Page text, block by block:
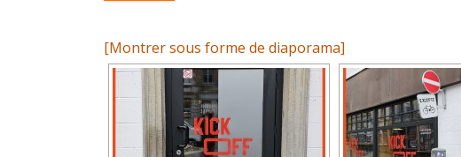
[Montrer sous forme de diaporama]